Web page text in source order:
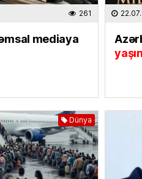
Salah
İki
261
mediaya
Dünya